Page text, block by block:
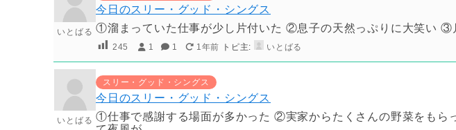
いとばる
今日のスリー・グッド・シングス
①溜まっていた仕事が少し片付いた ②息子の天然っぷりに大笑い ③
245 1 1 1年前 トピ主: いとばる
いとばる
スリー・グッド・シングス
今日のスリー・グッド・シングス
①仕事で感謝する場面が多かった ②実家からたくさんの野菜をもら